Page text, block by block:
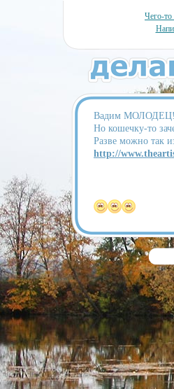
Чего-то
Вадим МОЛОДЕЦ!
Но кошечку-то
Разве можно так
http://